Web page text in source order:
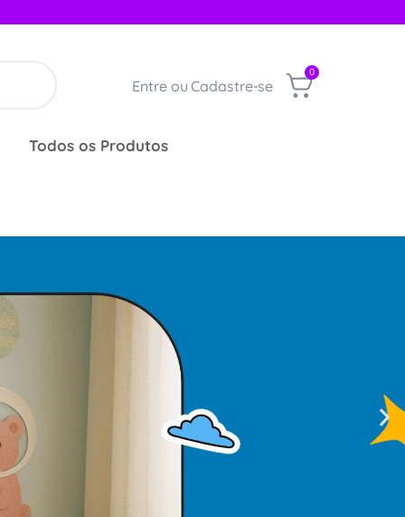
Entre ou Cadastre-se
0
Todos os Produtos